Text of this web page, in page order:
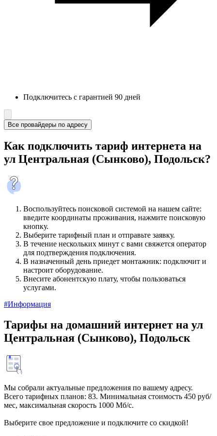
Подключитесь с гарантией 90 дней
Все провайдеры по адресу
Как подключить тариф интернета на
ул Центральная (Сынково), Подольск?
Воспользуйтесь поисковой системой на нашем сайте:
введите координаты проживания, нажмите поисковую
кнопку.
Выберите тарифный план и отправьте заявку.
В течение нескольких минут с вами свяжется оператор
для подтверждения подключения.
В назначенный день приедет монтажник: подключит и
настроит оборудование.
Внесите абонентскую плату, чтобы пользоваться
услугами.
#Информация
Тарифы на домашний интернет на ул
Центральная (Сынково), Подольск
Мы собрали актуальные предложения по вашему адресу.
Всего тарифных планов: 83. Минимальная стоимость 450 руб/
мес, максимальная скорость 1000 Мб/с.
Выберите свое предложение и подключите со скидкой!